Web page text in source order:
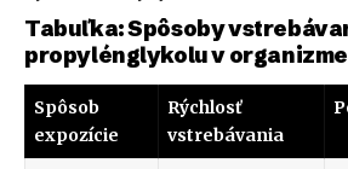
Tabuľka: Spôsoby
propylénglykolu v organizme
Spôsob
expozície
Rýchlosť
vstrebávania